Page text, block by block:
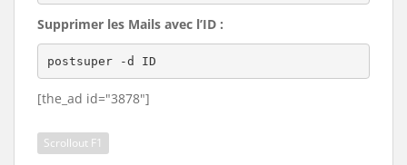
Supprimer les Mails avec l’ID :
postsuper -d ID
[the_ad id="3878"]
Scrollout F1